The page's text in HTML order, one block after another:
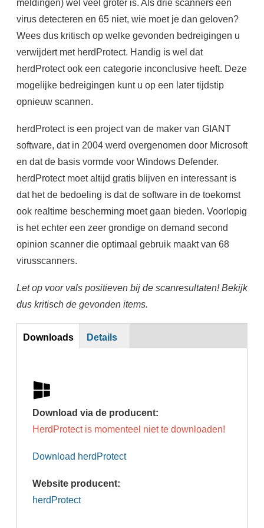
meldingen) wel veel groter is. Als drie scanners een
virus detecteren en 65 niet, wie moet je dan geloven?
Wees dus kritisch op welke gevonden bedreigingen u
verwijdert met herdProtect. Handig is wel dat
herdProtect ook een categorie inconclusive heeft. Deze
mogelijke bedreigingen kunt u op een later tijdstip
opnieuw scannen.
herdProtect is een project van de maker van GIANT
software, dat in 2004 werd overgenomen door Microsoft
en dat de basis vormde voor Windows Defender.
herdProtect moet altijd gratis blijven en interessant is
dat het de bedoeling is dat de software in de toekomst
ook realtime bescherming moet gaan bieden. Voorlopig
is het echter een zeer grondige on demand second
opinion scanner die optimaal gebruik maakt van 68
virusscanners.
Let op voor vals positieven bij de scanresultaten! Bekijk
dus kritisch de gevonden items.
DL
Downloads
Details
Download via de producent:
HerdProtect is momenteel niet te downloaden!
Download herdProtect
Website producent:
herdProtect